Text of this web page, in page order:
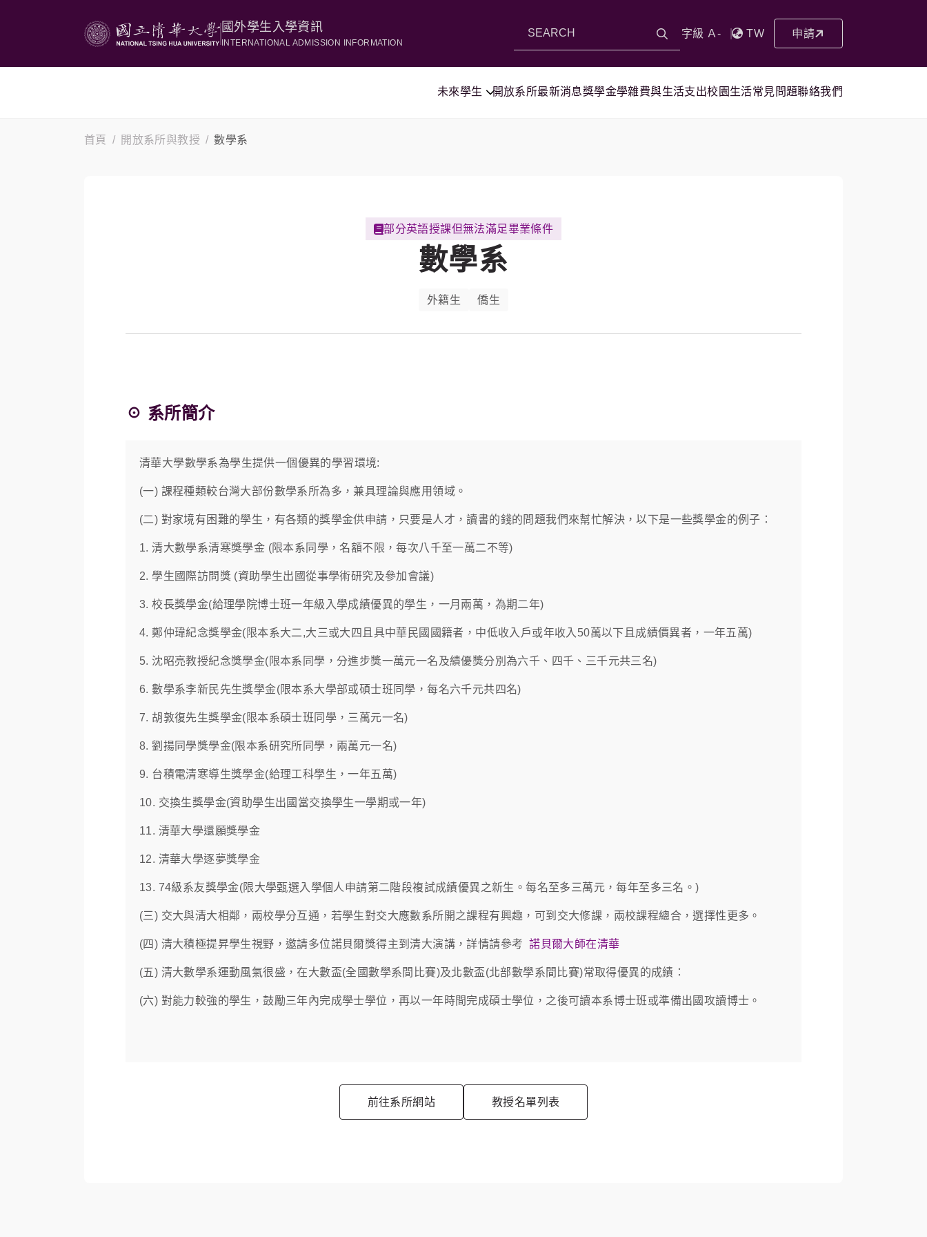
國外學生入學資訊
INTERNATIONAL ADMISSION INFORMATION
字級 Ａ- TW 申請
未來學生 開放系所最新消息獎學金學雜費與生活支出校園生活常見問題聯絡我們
首頁 開放系所與教授 數學系
部分英語授課但無法滿足畢業條件
數學系
外籍生 僑生
☉ 系所簡介
清華大學數學系為學生提供一個優異的學習環境:
(一) 課程種類較台灣大部份數學系所為多，兼具理論與應用領域。
(二) 對家境有困難的學生，有各類的獎學金供申請，只要是人才，讀書的錢的問題我們來幫忙解決，以下是一些獎學金的例子：
1. 清大數學系清寒獎學金 (限本系同學，名額不限，每次八千至一萬二不等)
2. 學生國際訪問獎 (資助學生出國從事學術研究及參加會議)
3. 校長獎學金(給理學院博士班一年級入學成績優異的學生，一月兩萬，為期二年)
4. 鄭仲瑋紀念獎學金(限本系大二,大三或大四且具中華民國國籍者，中低收入戶或年收入50萬以下且成績價異者，一年五萬)
5. 沈昭亮教授紀念獎學金(限本系同學，分進步獎一萬元一名及績優獎分別為六千、四千、三千元共三名)
6. 數學系李新民先生獎學金(限本系大學部或碩士班同學，每名六千元共四名)
7. 胡敦復先生獎學金(限本系碩士班同學，三萬元一名)
8. 劉揚同學獎學金(限本系研究所同學，兩萬元一名)
9. 台積電清寒導生獎學金(給理工科學生，一年五萬)
10. 交換生獎學金(資助學生出國當交換學生一學期或一年)
11. 清華大學還願獎學金
12. 清華大學逐夢獎學金
13. 74級系友獎學金(限大學甄選入學個人申請第二階段複試成績優異之新生。每名至多三萬元，每年至多三名。)
(三) 交大與清大相鄰，兩校學分互通，若學生對交大應數系所開之課程有興趣，可到交大修課，兩校課程總合，選擇性更多。
(四) 清大積極提昇學生視野，邀請多位諾貝爾獎得主到清大演講，詳情請參考諾貝爾大師在清華
(五) 清大數學系運動風氣很盛，在大數盃(全國數學系間比賽)及北數盃(北部數學系間比賽)常取得優異的成績：
(六) 對能力較強的學生，鼓勵三年內完成學士學位，再以一年時間完成碩士學位，之後可讀本系博士班或準備出國攻讀博士。
前往系所網站 教授名單列表